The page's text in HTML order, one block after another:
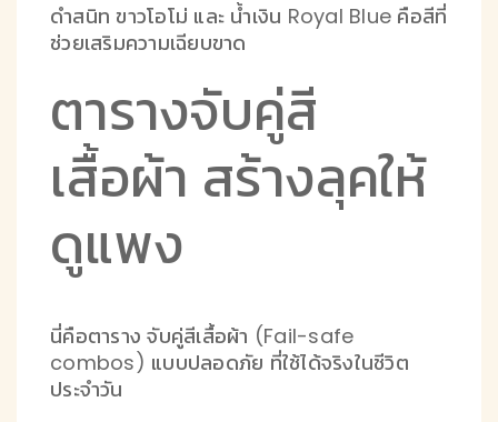
ดำสนิท ขาวโอโม่ และ น้ำเงิน Royal Blue คือสีที่
ช่วยเสริมความเฉียบขาด
ตารางจับคู่สี
เสื้อผ้า สร้างลุคให้
ดูแพง
นี่คือตาราง จับคู่สีเสื้อผ้า (Fail-safe
combos) แบบปลอดภัย ที่ใช้ได้จริงในชีวิต
ประจำวัน